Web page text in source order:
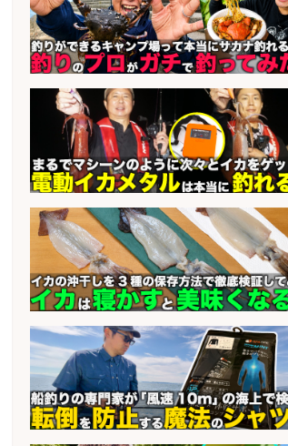
sponsored by 求人ボックス
コンビニ/広島県/調理なし・軽作業
スタート お魚のパック詰め 品出し/
週4日から勤務OK/希望休が取得で
きる
会社名 株式会社ホットスタッフ五日市
ホールスタッフ/20代～30代が活躍
中/高時給 週3日～OK お肉・お魚料
理のキッチンスタッフ@西武池袋/
東京都/豊島区
会社名 株式会社ディンプル
sponsored by 求人ボックス
レジカウンター/夕方勤務で時給UP